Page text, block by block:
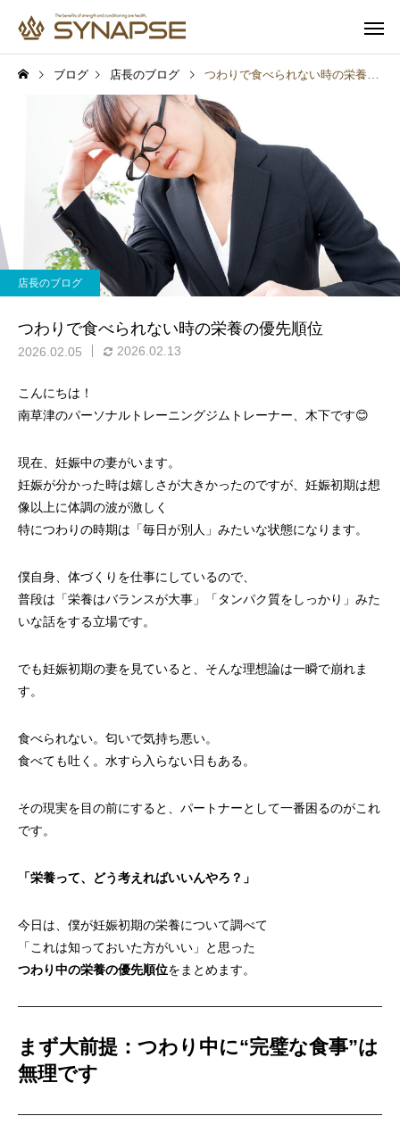
寄り添うサポート
通勤前でも安心 子供も一緒
健康と食事
汗をかけば脂肪は燃える？
実は多くの人が勘違いして
いること
痩せる人は「完璧」を
さない。ダイエットが
人の共通点とは？
ブログ 店長のブログ つわりで食べられない時の栄養の優先順位
店長のブログ
つわりで食べられない時の栄養の優先順位
2026.02.05 2026.02.13
こんにちは！
南草津のパーソナルトレーニングジムトレーナー、木下です😊
現在、妊娠中の妻がいます。
妊娠が分かった時は嬉しさが大きかったのですが、妊娠初期は想
像以上に体調の波が激しく
特につわりの時期は「毎日が別人」みたいな状態になります。
僕自身、体づくりを仕事にしているので、
普段は「栄養はバランスが大事」「タンパク質をしっかり」みた
いな話をする立場です。
でも妊娠初期の妻を見ていると、そんな理想論は一瞬で崩れま
す。
食べられない。匂いで気持ち悪い。
食べても吐く。水すら入らない日もある。
その現実を目の前にすると、パートナーとして一番困るのがこれ
です。
「栄養って、どう考えればいいんやろ？」
今日は、僕が妊娠初期の栄養について調べて
「これは知っておいた方がいい」と思った
つわり中の栄養の優先順位をまとめます。
まず大前提：つわり中に“完璧な食事”は
無理です